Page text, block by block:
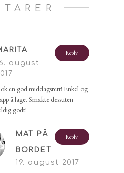
Reply
august
en god middagsrett! Enkel og
å lage. Smakte dessuten
godt!
Reply
MAT PÅ
BORDET
19. august 2017